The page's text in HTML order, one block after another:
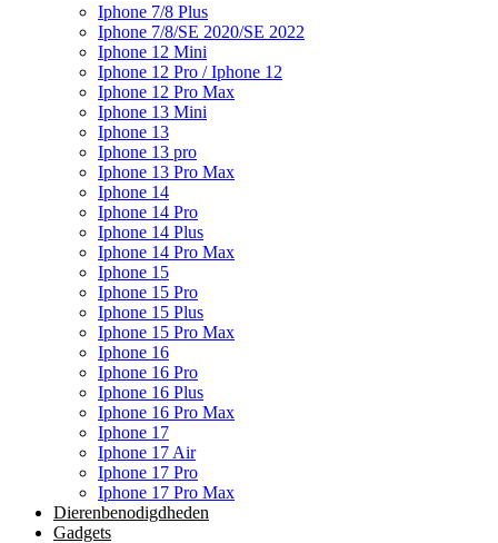
Iphone 7/8 Plus
Iphone 7/8/SE 2020/SE 2022
Iphone 12 Mini
Iphone 12 Pro / Iphone 12
Iphone 12 Pro Max
Iphone 13 Mini
Iphone 13
Iphone 13 pro
Iphone 13 Pro Max
Iphone 14
Iphone 14 Pro
Iphone 14 Plus
Iphone 14 Pro Max
Iphone 15
Iphone 15 Pro
Iphone 15 Plus
Iphone 15 Pro Max
Iphone 16
Iphone 16 Pro
Iphone 16 Plus
Iphone 16 Pro Max
Iphone 17
Iphone 17 Air
Iphone 17 Pro
Iphone 17 Pro Max
Dierenbenodigdheden
Gadgets